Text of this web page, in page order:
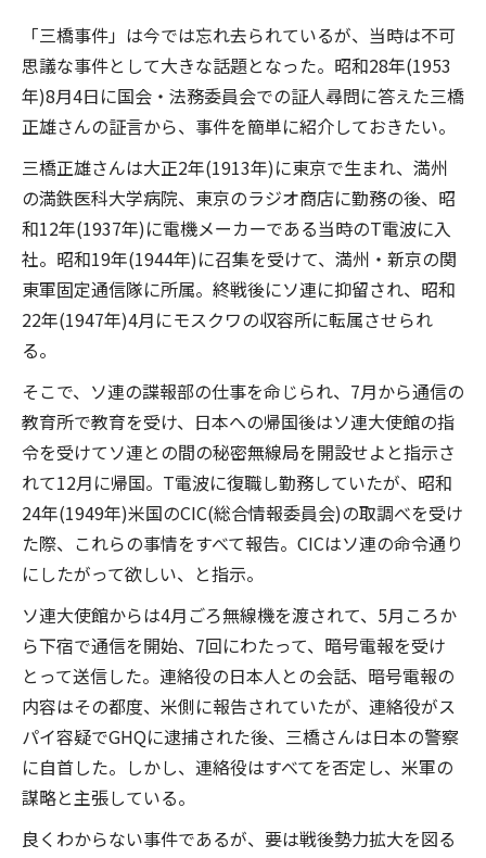
「三橋事件」は今では忘れ去られているが、当時は不可
思議な事件として大きな話題となった。昭和28年(1953
年)8月4日に国会・法務委員会での証人尋問に答えた三橋
正雄さんの証言から、事件を簡単に紹介しておきたい。
三橋正雄さんは大正2年(1913年)に東京で生まれ、満州
の満鉄医科大学病院、東京のラジオ商店に勤務の後、昭
和12年(1937年)に電機メーカーである当時のT電波に入
社。昭和19年(1944年)に召集を受けて、満州・新京の関
東軍固定通信隊に所属。終戦後にソ連に抑留され、昭和
22年(1947年)4月にモスクワの収容所に転属させられ
る。
そこで、ソ連の諜報部の仕事を命じられ、7月から通信の
教育所で教育を受け、日本への帰国後はソ連大使館の指
令を受けてソ連との間の秘密無線局を開設せよと指示さ
れて12月に帰国。T電波に復職し勤務していたが、昭和
24年(1949年)米国のCIC(総合情報委員会)の取調べを受け
た際、これらの事情をすべて報告。CICはソ連の命令通り
にしたがって欲しい、と指示。
ソ連大使館からは4月ごろ無線機を渡されて、5月ころか
ら下宿で通信を開始、7回にわたって、暗号電報を受け
とって送信した。連絡役の日本人との会話、暗号電報の
内容はその都度、米側に報告されていたが、連絡役がス
パイ容疑でGHQに逮捕された後、三橋さんは日本の警察
に自首した。しかし、連絡役はすべてを否定し、米軍の
謀略と主張している。
良くわからない事件であるが、要は戦後勢力拡大を図る